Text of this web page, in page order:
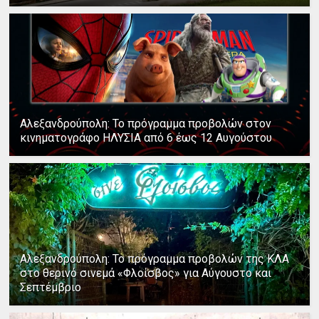
Αλεξανδρούπολη: Το πρόγραμμα προβολών στον
κινηματογράφο ΗΛΥΣΙΑ από 6 έως 12 Αυγούστου
Αλεξανδρούπολη: Το πρόγραμμα προβολών της ΚΛΑ
στο θερινό σινεμά «Φλοίσβος» για Αύγουστο και
Σεπτέμβριο